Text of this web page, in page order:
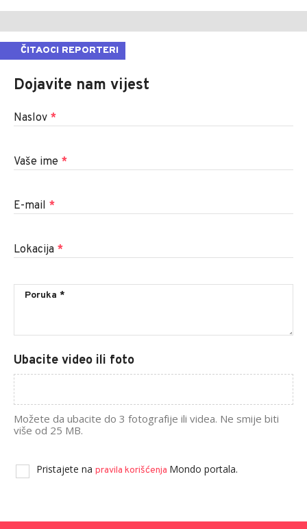
ČITAOCI REPORTERI
Dojavite nam vijest
Naslov *
Vaše ime *
E-mail *
Lokacija *
Ubacite video ili foto
Možete da ubacite do 3 fotografije ili videa. Ne smije biti
više od 25 MB.
Pristajete na pravila korišćenja Mondo portala.